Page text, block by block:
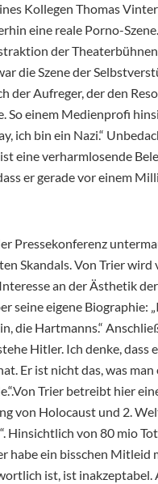
Kollegen Thomas
eine reale Porno-
der
die Szene der
der Aufreger, der den
So einem Medienprofi
ich bin ein Nazi.“
eine verharmlosende
er gerade vor einem
Pressekonferenz
Skandals. Von Trier
an der Ästhetik
seine eigene Biographie:
die Hartmanns.“
Hitler. Ich denke, dass
Er ist nicht das, was
Trier betreibt hier
von Holocaust und 2.
Hinsichtlich von 80 mio
habe ein bisschen Mitleid
ist, ist inakzeptabel.